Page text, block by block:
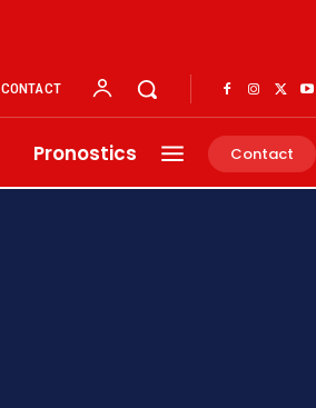
CONTACT
Pronostics Contact